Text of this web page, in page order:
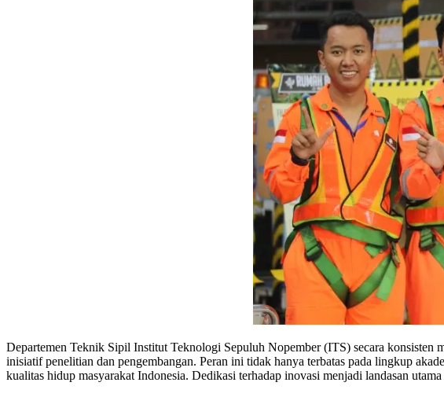
Departemen Teknik Sipil Institut Teknologi Sepuluh Nopember (ITS) secara
inisiatif penelitian dan pengembangan. Peran ini tidak hanya terbatas pada lingkup
kualitas hidup masyarakat Indonesia. Dedikasi terhadap inovasi menjadi landasan